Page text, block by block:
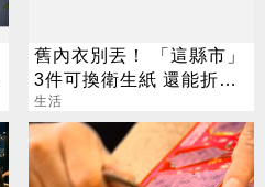
舊內衣別丟！ 「這縣市」
3件可換衛生紙 還能折現
金
生活